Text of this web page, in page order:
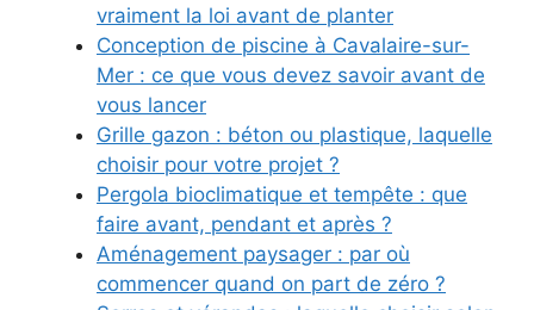
vraiment la loi avant de planter
Conception de piscine à Cavalaire-sur-
Mer : ce que vous devez savoir avant de
vous lancer
Grille gazon : béton ou plastique, laquelle
choisir pour votre projet ?
Pergola bioclimatique et tempête : que
faire avant, pendant et après ?
Aménagement paysager : par où
commencer quand on part de zéro ?